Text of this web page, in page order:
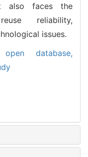
also faces the
reliability,
issues.
open database,